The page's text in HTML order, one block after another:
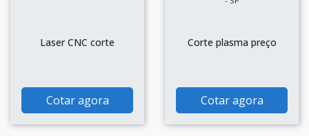
Laser CNC corte
Cotar agora
Corte plasma preço
Cotar agora